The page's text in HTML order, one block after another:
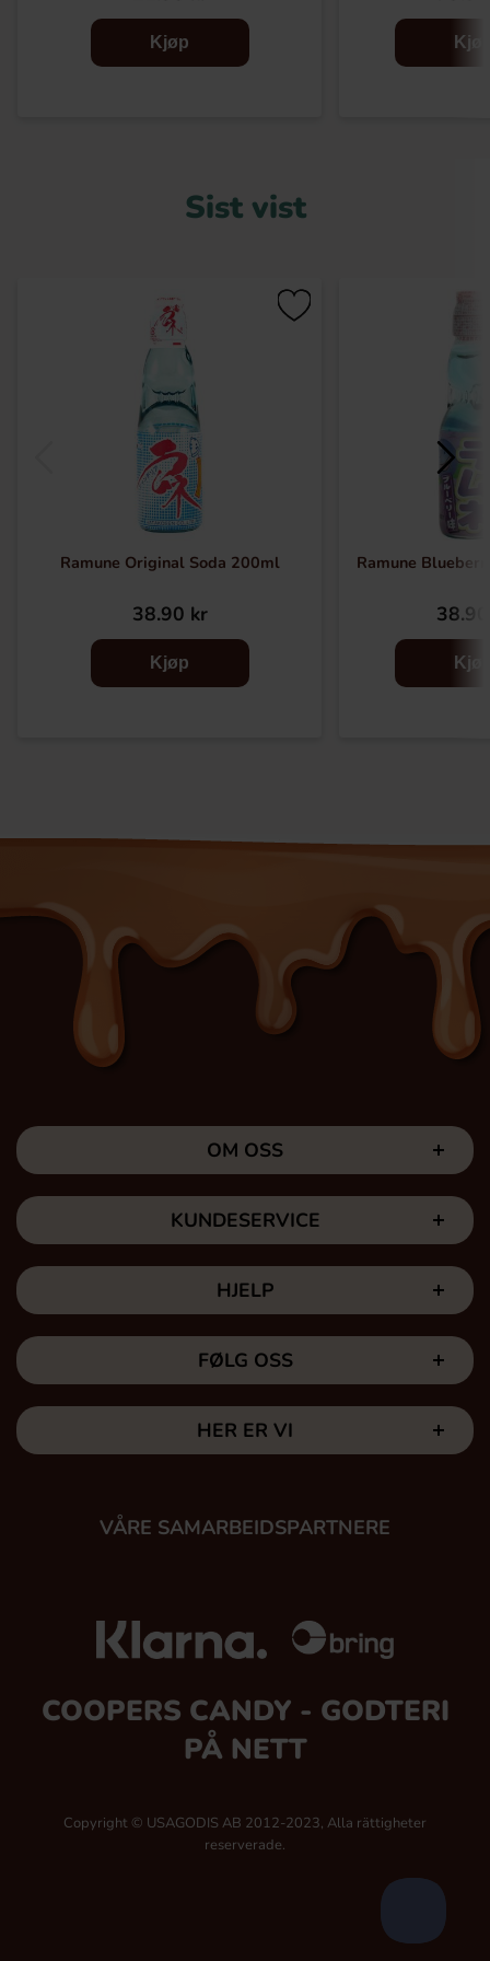
Kjøp
Sist vist
Ramune Original Soda 200ml
38.90 kr
Kjøp
Ramune
OM OSS
KUNDESERVICE
HJELP
FØLG OSS
HER ER VI
VÅRE SAMARBEIDSPARTNERE
COOPERS CANDY - GODTERI
PÅ NETT
Copyright © USAGODIS AB 2012-2023, Alla rättigheter
reserverade.